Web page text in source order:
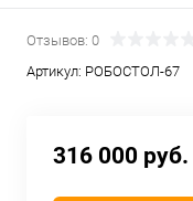
Отзывов: 0
Артикул: РОБОСТОЛ-67
316 000 руб.